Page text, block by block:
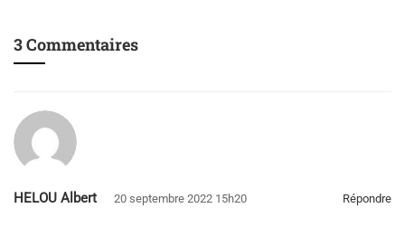
3 Commentaires
HELOU Albert 20 septembre 2022 15h20 Répondre